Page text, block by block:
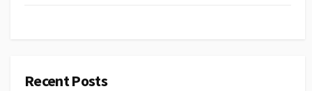
Recent Posts